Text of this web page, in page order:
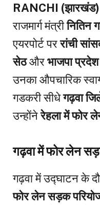
RANCHI (झारखंड)
राजमार्ग मंत्रीनितिन
एयरपोर्ट पररांची
सेठऔरभाजपा प्रदेश
उनका औपचारिक
गडकरी सीधेगढ़वा
उन्होंनेरेहला में फोर
गढ़वा में फोर लेन
गढ़वा में उद्घाटन के
फोर लेन सड़क